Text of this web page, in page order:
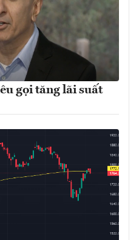
gọi tăng lãi suất